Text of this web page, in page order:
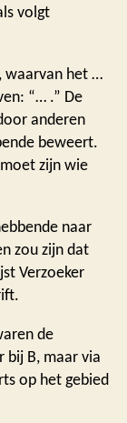
volgt
waarvan het …
“… .” De
anderen
beweert.
zijn wie
naar
zou zijn dat
Verzoeker
de
bij B, maar via
op het gebied